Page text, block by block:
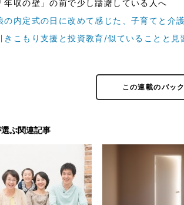
「年収の壁」の前で少し躊躇している人へ
の内定式の日に改めて感じた、子育てと介
きこもり支援と投資教育/似ていることと見
この連載のバッ
ぶ関連記事